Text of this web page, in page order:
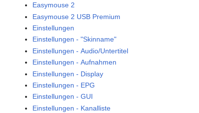
Easymouse 2
Easymouse 2 USB Premium
Einstellungen
Einstellungen - "Skinname"
Einstellungen - Audio/Untertitel
Einstellungen - Aufnahmen
Einstellungen - Display
Einstellungen - EPG
Einstellungen - GUI
Einstellungen - Kanalliste